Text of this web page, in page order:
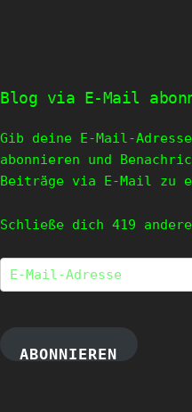
Blog via E-Mail
Gib deine E-Mail-
abonnieren und
Beiträge via E-Mail zu
Schließe dich 419
E-
Mail-
ABONNIEREN